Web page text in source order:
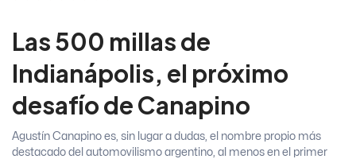
Las 500 millas de
Indianápolis, el próximo
desafío de Canapino
Agustín Canapino es, sin lugar a dudas, el nombre propio más
destacado del automovilismo argentino, al menos en el primer